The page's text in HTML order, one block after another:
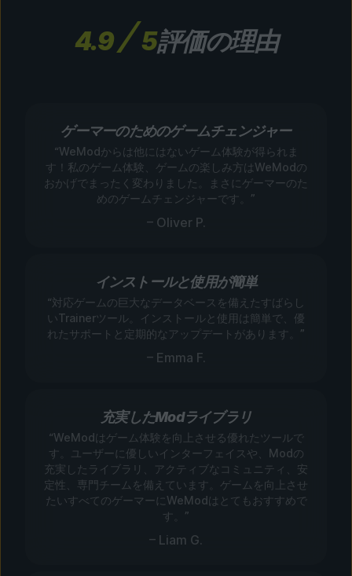
4.9 5評価の理由
ゲーマーのためのゲームチェンジャー
“WeModからは他にはないゲーム体験が得られま
す！私のゲーム体験、ゲームの楽しみ方はWeModの
おかげでまったく変わりました。まさにゲーマーのた
めのゲームチェンジャーです。”
– Oliver P.
インストールと使用が簡単
“対応ゲームの巨大なデータベースを備えたすばらし
いTrainerツール。インストールと使用は簡単で、優
れたサポートと定期的なアップデートがあります。”
– Emma F.
充実したModライブラリ
“WeModはゲーム体験を向上させる優れたツールで
す。ユーザーに優しいインターフェイスや、Modの
充実したライブラリ、アクティブなコミュニティ、安
定性、専門チームを備えています。ゲームを向上させ
たいすべてのゲーマーにWeModはとてもおすすめで
す。”
– Liam G.